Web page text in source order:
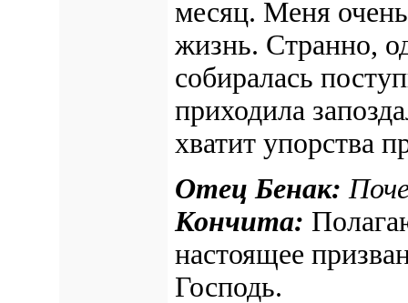
месяц. Меня
жизнь. Странно,
собиралась
приходила
хватит упорства
Отец Бенак:
Кончита:
настоящее
Господь.